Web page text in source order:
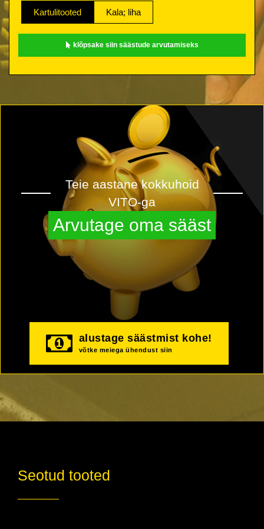
Kartulitooted Kala; liha
klõpsake siin säästude arvutamiseks
Teie aastane kokkuhoid
VITO-ga
Arvutage oma sääst
alustage säästmist kohe!
võtke meiega ühendust siin
Seotud tooted